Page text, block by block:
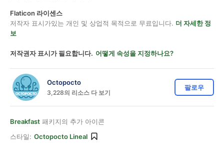
Flaticon 라이센스
저작자 표시가있는 개인 및 상업적 목적으로 무료입니다. 더 자세한 정
보
저작권자 표시가 필요합니다. 어떻게 속성을 지정하나요?
Octopocto
3,228의 리소스 다 보기
팔로우
Breakfast 패키지의 추가 아이콘
스타일: Octopocto Lineal